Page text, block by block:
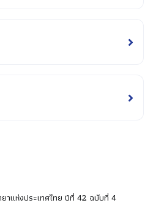
าแห่งประเทศไทย ปีที่ 42 ฉบับที่ 4